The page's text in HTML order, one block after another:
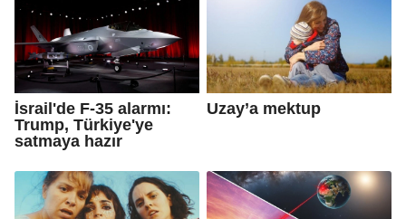
İsrail'de F-35 alarmı:
Trump, Türkiye'ye
satmaya hazır
Uzay’a mektup